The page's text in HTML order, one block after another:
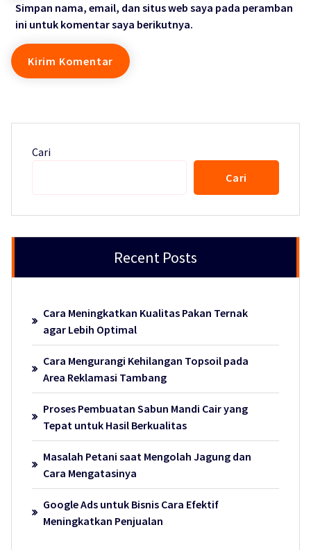
Simpan nama, email, dan situs web saya pada peramban
ini untuk komentar saya berikutnya.
Cari
Cari
Recent Posts
Cara Meningkatkan Kualitas Pakan Ternak
agar Lebih Optimal
Cara Mengurangi Kehilangan Topsoil pada
Area Reklamasi Tambang
Proses Pembuatan Sabun Mandi Cair yang
Tepat untuk Hasil Berkualitas
Masalah Petani saat Mengolah Jagung dan
Cara Mengatasinya
Google Ads untuk Bisnis Cara Efektif
Meningkatkan Penjualan